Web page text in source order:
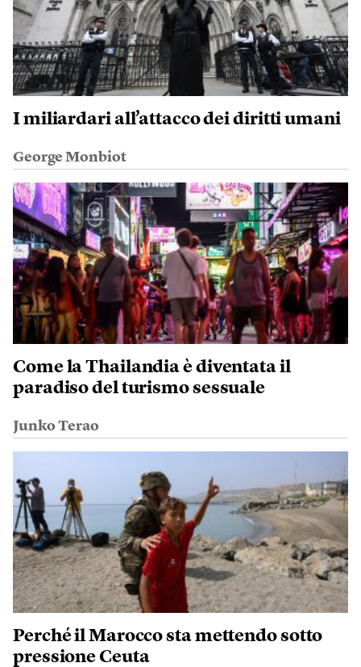
I miliardari all’attacco dei diritti umani
George Monbiot
Come la Thailandia è diventata il
paradiso del turismo sessuale
Junko Terao
Perché il Marocco sta mettendo sotto
pressione Ceuta